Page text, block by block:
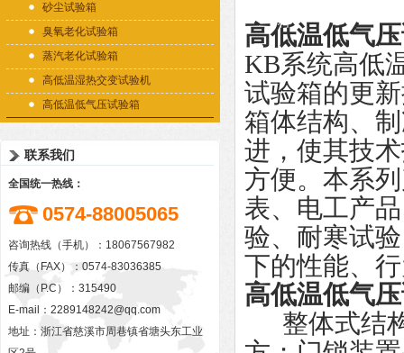
砂尘试验箱
臭氧老化试验箱
蒸汽老化试验箱
高低温湿热交变试验机
高低温低气压试验箱
联系我们
全国统一热线：
0574-88005065
咨询热线（手机）：18067567982
传真（FAX）：0574-83036385
邮编（P.C）：315490
E-mail： 2289148242@qq.com
地址：浙江省慈溪市周巷镇省塘头东工业
料：
高低温低气
KB系统高低
试验箱的更
箱体结构、
进，使其技
方便。本系
表、电工产
验、耐寒试
下的性能、
高低温低气
整体式结构